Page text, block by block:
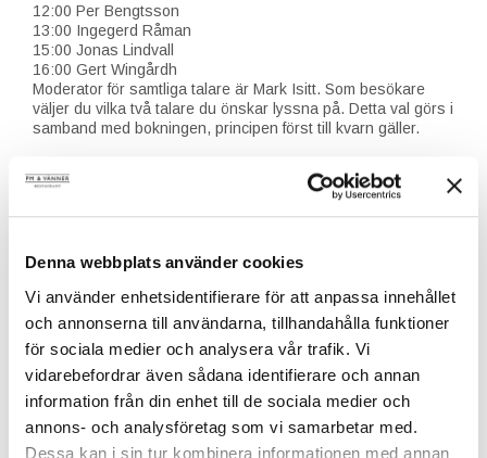
Denna webbplats använder cookies
Vi använder enhetsidentifierare för att anpassa innehållet
och annonserna till användarna, tillhandahålla funktioner
för sociala medier och analysera vår trafik. Vi
vidarebefordrar även sådana identifierare och annan
information från din enhet till de sociala medier och
annons- och analysföretag som vi samarbetar med.
Dessa kan i sin tur kombinera informationen med annan
12:00 Per Bengtsson
13:00 Ingegerd Råman
15:00 Jonas Lindvall
16:00 Gert Wingårdh
Moderator för samtliga talare är Mark Isitt. Som besökare
väljer du vilka två talare du önskar lyssna på. Detta val görs i
samband med bokningen, principen först till kvarn gäller.
Följande producenter kommer att finnas på plats på mässan:
Swedese, Stolab, Örsjö Belysning, Ingridsdotter, Källemo,
Input Interiör.
Entré Design & Wine
– Entré till mässan
– Entré till två av föredragen med årets talare. Ni väljer själva
vilka föredrag ni önskar lyssna på.
– Sex provningsbiljetter att nyttja för vinprovning hos Terroir
Vin
Pris: 595 kr per person
Bokas online på denna länk